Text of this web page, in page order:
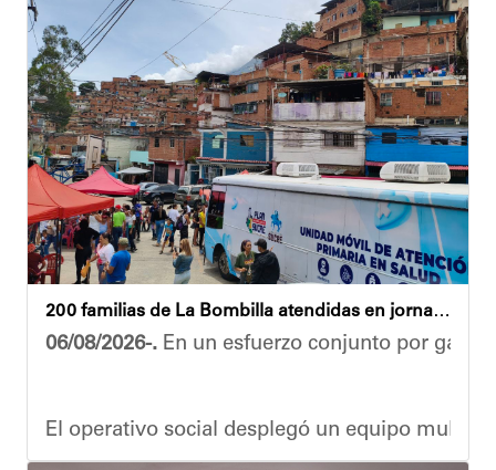
“El proceso comenzó con una primera
Ante la emergencia, los vecinos del referido
Las cuadrillas de trabajo permanecen
Yois Coellar
200 familias de La Bombilla atendidas en jornada integral
06/08/2026-. En un esfuerzo conjunto por
El operativo social desplegó un equipo